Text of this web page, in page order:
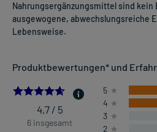
Nahrungsergänzungsmittel sind kein
ausgewogene, abwechslungsreiche
Lebensweise.
Produktbewertungen* und
4.666666666666667
4,7 / 5
6 insgesamt
5
4
3
2